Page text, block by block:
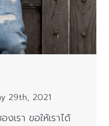
29th, 2021
รา ขอให้เราได้